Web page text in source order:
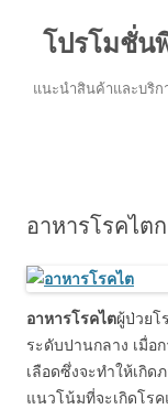
โปรโมชั่น
แนะนำสินค้าและบริก
อาหารโรคไต
อาหารโรคไตผู้ป่วยโ
ระดับปานกลาง เมื่อ
เลือดซึ่งจะทำให้เกิด
แนวโน้มที่จะเกิดโร